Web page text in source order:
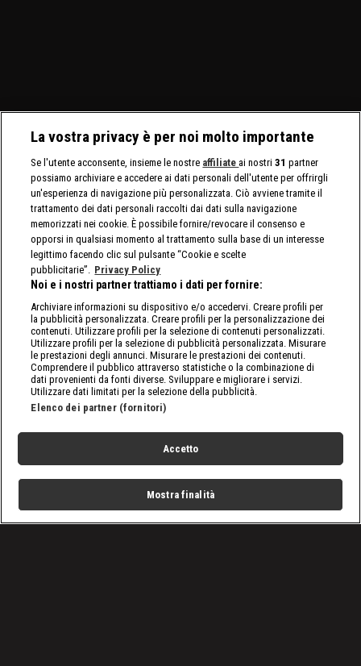
La vostra privacy è per noi molto importante
Se l'utente acconsente, insieme le nostre affiliate ai nostri31 partner
possiamo archiviare e accedere ai dati personali dell'utente per offrirgli
un'esperienza di navigazione più personalizzata. Ciò avviene tramite il
trattamento dei dati personali raccolti dai dati sulla navigazione
memorizzati nei cookie. È possibile fornire/revocare il consenso e
opporsi in qualsiasi momento al trattamento sulla base di un interesse
legittimo facendo clic sul pulsante “Cookie e scelte
pubblicitarie”. Privacy Policy
Noi e i nostri partner trattiamo i dati per fornire:
Archiviare informazioni su dispositivo e/o accedervi. Creare profili per
la pubblicità personalizzata. Creare profili per la personalizzazione dei
contenuti. Utilizzare profili per la selezione di contenuti personalizzati.
Utilizzare profili per la selezione di pubblicità personalizzata. Misurare
le prestazioni degli annunci. Misurare le prestazioni dei contenuti.
Comprendere il pubblico attraverso statistiche o la combinazione di
dati provenienti da fonti diverse. Sviluppare e migliorare i servizi.
Utilizzare dati limitati per la selezione della pubblicità.
Elenco dei partner (fornitori)
Accetto
Mostra finalità